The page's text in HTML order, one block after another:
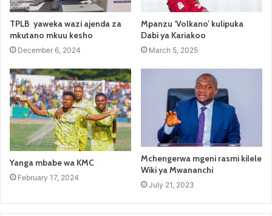
TPLB yaweka wazi ajenda za
mkutano mkuu kesho
December 6, 2024
Mpanzu ‘Volkano’ kulipuka
Dabi ya Kariakoo
March 5, 2025
Yanga mbabe wa KMC
February 17, 2024
Mchengerwa mgeni rasmi kilele
Wiki ya Mwananchi
July 21, 2023